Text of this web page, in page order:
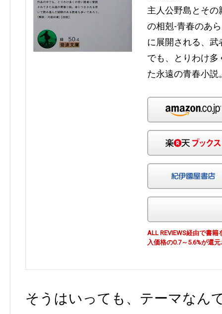
主人公野島とそ
の相剋-青春のあ
に展開される、
でも、とりわけ
た永遠の青春小説
ALL REVIEWS経由で書
入価格の0.7～5.6%が還
そうはいっても、テーマなん